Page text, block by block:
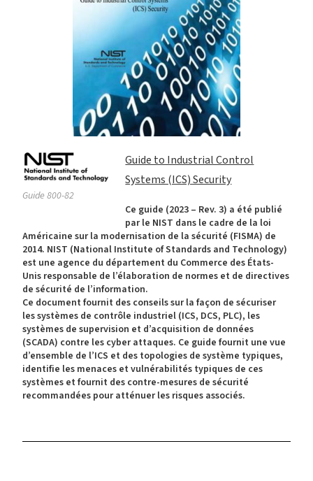
Guide 800-82
Guide to Industrial Control
Systems (ICS) Security
Ce guide (2023 – Rev. 3) a été publié
par le NIST dans le cadre de la loi
Américaine sur la modernisation de la sécurité (FISMA) de
2014. NIST (National Institute of Standards and Technology)
est une agence du département du Commerce des États-
Unis responsable de l’élaboration de normes et de directives
de sécurité de l’information.
Ce document fournit des conseils sur la façon de sécuriser
les systèmes de contrôle industriel (ICS, DCS, PLC), les
systèmes de supervision et d’acquisition de données
(SCADA) contre les cyber attaques. Ce guide fournit une vue
d’ensemble de l’ICS et des topologies de système typiques,
identifie les menaces et vulnérabilités typiques de ces
systèmes et fournit des contre-mesures de sécurité
recommandées pour atténuer les risques associés.